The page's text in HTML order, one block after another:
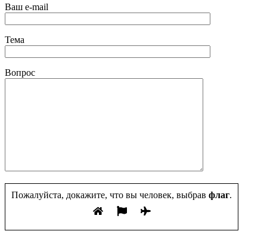
Ваш e-mail
Тема
Вопрос
Пожалуйста, докажите, что вы человек, выбрав флаг.